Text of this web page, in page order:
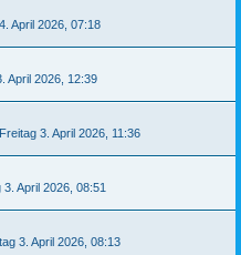
April 2026, 07:18
April 2026, 12:39
Freitag 3. April 2026, 11:36
3. April 2026, 08:51
3. April 2026, 08:13